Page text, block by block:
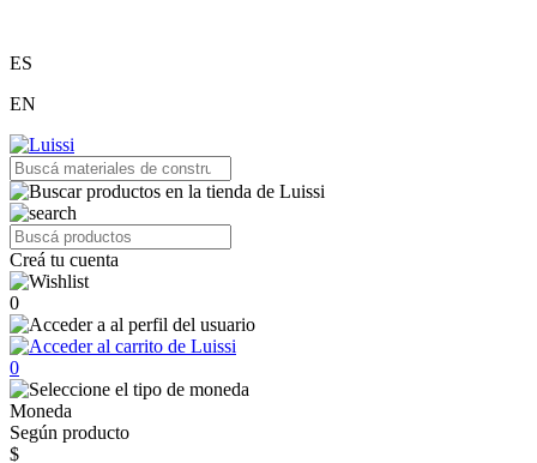
ES
EN
Creá tu cuenta
0
0
Moneda
Según producto
$